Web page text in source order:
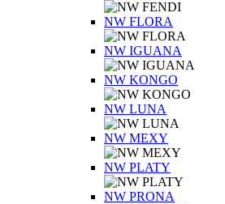
NW FLORA
NW IGUANA
NW KONGO
NW LUNA
NW MEXY
NW PLATY
NW PRONA